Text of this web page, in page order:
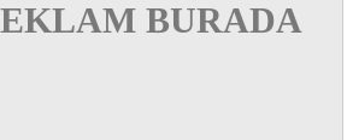
BURADA